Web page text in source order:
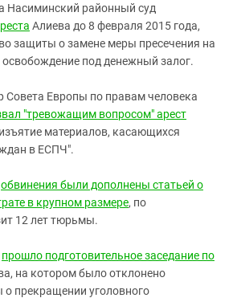
Насиминский районный суд
Алиева до 8 февраля 2015 года,
защиты о замене меры пресечения на
под денежный залог.
Совета Европы по правам человека
"тревожащим вопросом" арест
материалов, касающихся
в ЕСПЧ".
обвинения были дополнены статьей о
в крупном размере, по
12 лет тюрьмы.
прошло подготовительное заседание по
на котором было отклонено
прекращении уголовного